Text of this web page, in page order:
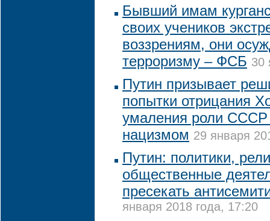
Бывший имам
своих учеников
воззрениям, они
терроризму – ФСБ 30
Путин призывает
попытки отрицания
умаления роли СССР
нацизмом 29 января
Путин: политики,
общественные
пресекать
января 2018 года, 17:20